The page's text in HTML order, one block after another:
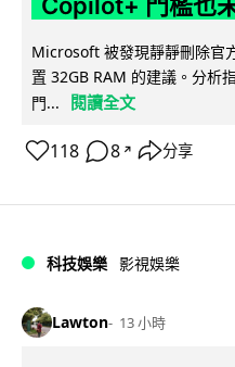
Microsoft 被發現靜靜刪除官
置 32GB RAM 的建議。分析
門...
閱讀全文
118 8 ↗ 分享
科技娛樂 影視娛樂
Lawton 13 小時